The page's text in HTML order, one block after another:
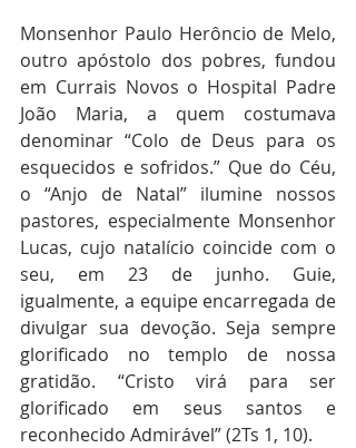
Monsenhor Paulo Herôncio de Melo,
outro apóstolo dos pobres, fundou
em Currais Novos o Hospital Padre
João Maria, a quem costumava
denominar “Colo de Deus para os
esquecidos e sofridos.” Que do Céu,
o “Anjo de Natal” ilumine nossos
pastores, especialmente Monsenhor
Lucas, cujo natalício coincide com o
seu, em 23 de junho. Guie,
igualmente, a equipe encarregada de
divulgar sua devoção. Seja sempre
glorificado no templo de nossa
gratidão. “Cristo virá para ser
glorificado em seus santos e
reconhecido Admirável” (2Ts 1, 10).